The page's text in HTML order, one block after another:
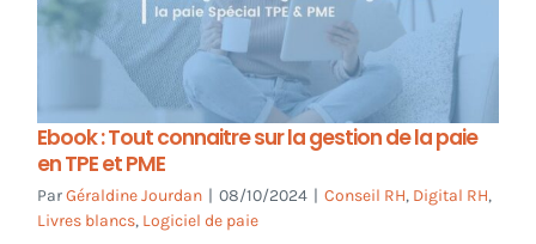
Ebook : Tout connaitre sur la gestion de la paie
en TPE et PME
ParGéraldine Jourdan | 08/10/2024 | Conseil RH, Digital RH,
Livres blancs, Logiciel de paie